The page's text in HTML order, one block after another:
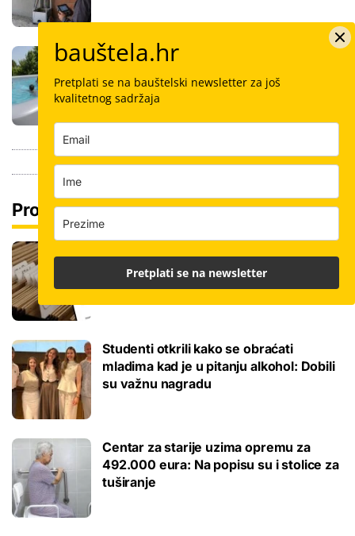
Stigla nova generacija kućnih bazena!
kupanca samo jedan sat
Pročitaj još
su zakon? Za jedan nam je potvrđeno
Studenti otkrili kako se obraćati
mladima kad je u pitanju alkohol: Dobili
su važnu nagradu
Centar za starije uzima opremu za
492.000 eura: Na popisu su i stolice za
tuširanje
bauštela.hr
Pretplati se na bauštelski newsletter za još
kvalitetnog sadržaja
Pretplati se na newsletter